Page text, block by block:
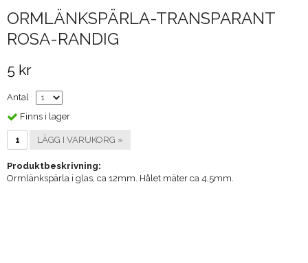
ORMLÄNKSPÄRLA-TRANSPARANT
ROSA-RANDIG
5 kr
Antal
Finns i lager
LÄGG I VARUKORG »
Produktbeskrivning:
Ormlänkspärla i glas, ca 12mm. Hålet mäter ca 4,5mm.